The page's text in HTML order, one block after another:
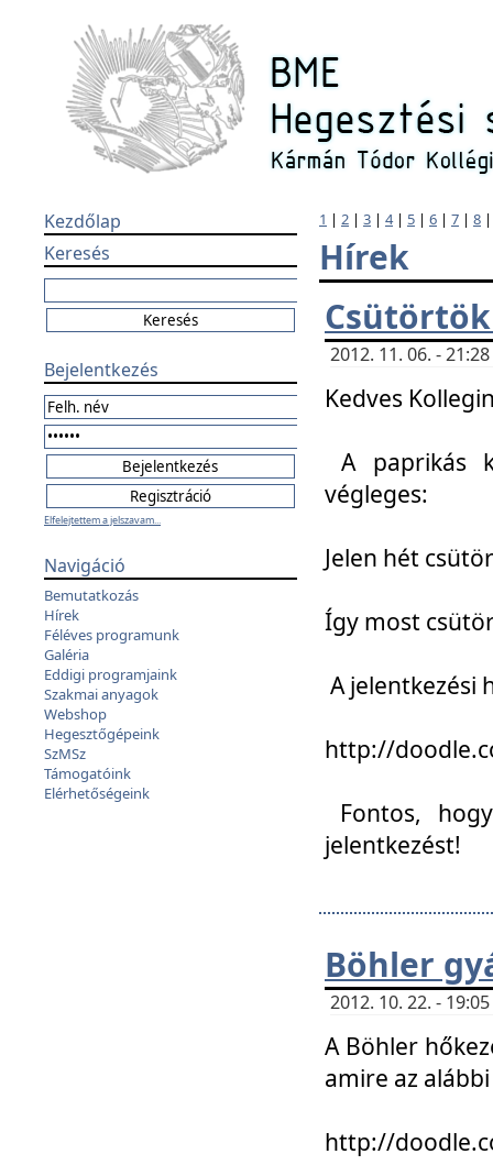
Kezdőlap
Keresés
Bejelentkezés
Elfelejtettem a jelszavam...
Navigáció
Bemutatkozás
Hírek
Féléves programunk
Galéria
Eddigi programjaink
Szakmai anyagok
Webshop
Hegesztőgépeink
SzMSz
Támogatóink
Elérhetőségeink
1 | 2 | 3 | 4| 5 | 6 | 7 | 8
Hírek
2012. 11. 06. -
Kedves
A paprikás
végleges:
Jelen hét
Így most
A jelentkezési
http://
Fontos,
jelentkezést!
Böhler
2012. 10. 22. -
A Böhler
amire az
http://